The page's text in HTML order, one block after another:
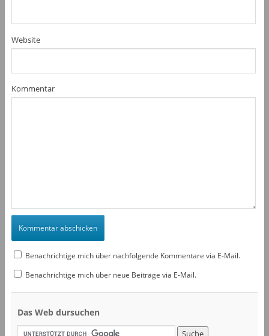
Website
Kommentar
Benachrichtige mich über nachfolgende Kommentare via E-Mail.
Benachrichtige mich über neue Beiträge via E-Mail.
Das Web dursuchen